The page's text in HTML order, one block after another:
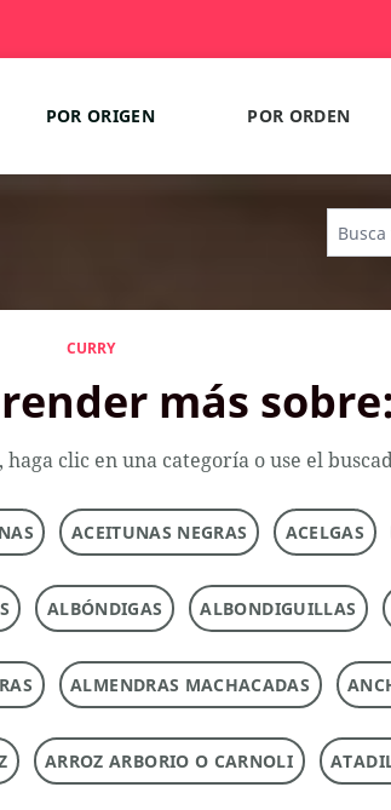
POR ORIGEN POR ORDEN
CURRY
más sobre:
clic en una categoría o use el
ACEITUNAS NEGRAS ACELGAS
ALBÓNDIGAS ALBONDIGUILLAS
ALMENDRAS MACHACADAS
ARROZ ARBORIO O CARNOLI